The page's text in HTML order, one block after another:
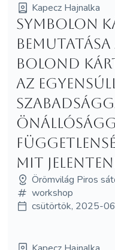
Kapecz Hajnalka
Symbolon
bemutatása
Bolond
az
mit
Örömvilág Piros
workshop
csütörtök, 2025-